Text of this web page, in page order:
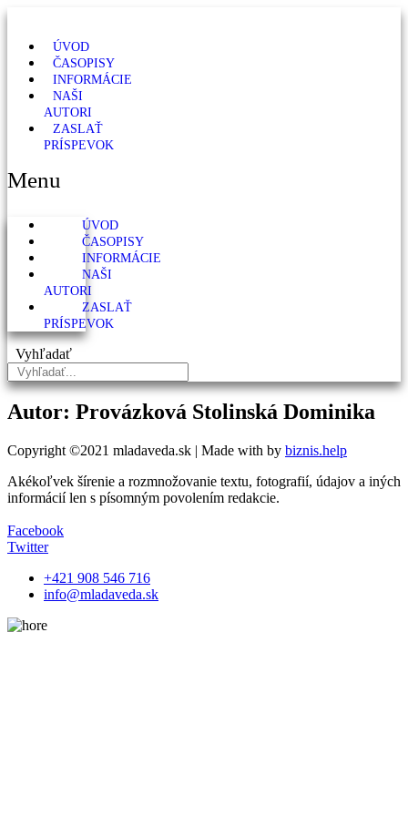
ÚVOD
ČASOPISY
INFORMÁCIE
NAŠI
AUTORI
ZASLAŤ
PRÍSPEVOK
Menu
ÚVOD
ČASOPISY
INFORMÁCIE
NAŠI
AUTORI
ZASLAŤ
PRÍSPEVOK
Vyhľadať
Autor: Provázková Stolinská Dominika
Copyright ©2021 mladaveda.sk | Made with by biznis.help
Akékoľvek šírenie a rozmnožovanie textu, fotografií, údajov a iných
informácií len s písomným povolením redakcie.
Facebook
Twitter
+421 908 546 716
info@mladaveda.sk